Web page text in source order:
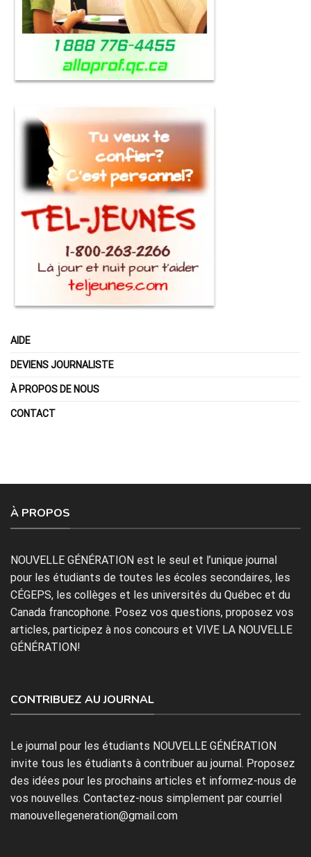
AIDE
DEVIENS JOURNALISTE
À PROPOS DE NOUS
CONTACT
À PROPOS
NOUVELLE GÉNÉRATION est le seul et l’unique journal
pour les étudiants de toutes les écoles secondaires, les
CÉGEPS, les collèges et les universités du Québec et du
Canada francophone. Posez vos questions, proposez vos
articles, participez à nos concours et VIVE LA NOUVELLE
GÉNÉRATION!
CONTRIBUEZ AU JOURNAL
Le journal pour les étudiants NOUVELLE GÉNÉRATION
invite tous les étudiants à contribuer au journal. Proposez
des idées pour les prochains articles et informez-nous de
vos nouvelles. Contactez-nous simplement par courriel
manouvellegeneration@gmail.com